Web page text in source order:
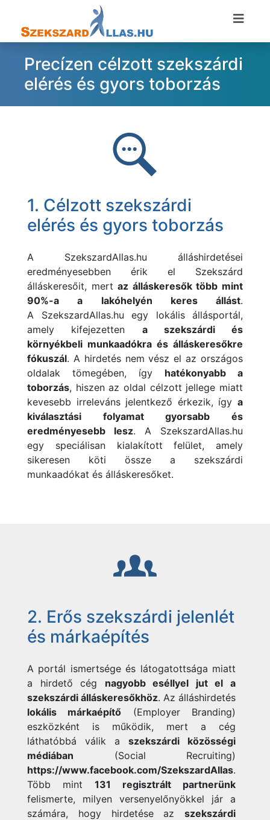
Precízen célzott szekszárdi
elérés és gyors toborzás
1. Célzott szekszárdi
elérés és gyors toborzás
A SzekszardAllas.hu álláshirdetései
eredményesebben érik el Szekszárd
álláskeresőit, mertaz álláskeresők több mint
90%-a a lakóhelyén keres állást.
A SzekszardAllas.hu egy lokális állásportál,
amely kifejezetten a szekszárdi és
környékbeli munkaadókra és álláskeresőkre
fókuszál. A hirdetés nem vész el az országos
oldalak tömegében, így hatékonyabb a
toborzás, hiszen az oldal célzott jellege miatt
kevesebb irreleváns jelentkező érkezik, így a
kiválasztási folyamat gyorsabb és
eredményesebb lesz. A SzekszardAllas.hu
egy speciálisan kialakított felület, amely
sikeresen köti össze a szekszárdi
munkaadókat és álláskeresőket.
2. Erős szekszárdi jelenlét
és márkaépítés
A portál ismertsége és látogatottsága miatt
a hirdető cég nagyobb eséllyel jut el a
szekszárdi álláskeresőkhöz. Az álláshirdetés
lokális márkaépítő (Employer Branding)
eszközként is működik, mert a cég
láthatóbbá válik a szekszárdi közösségi
médiában (Social Recruiting)
https://www.facebook.com/SzekszardAllas.
Több mint 131 regisztrált partnerünk
felismerte, milyen versenyelőnyökkel jár a
számára, hogy hirdetése az szekszárdi